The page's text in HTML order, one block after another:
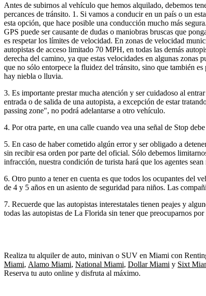
Antes de subirnos al vehículo que hemos alquilado, debemos
percances de tránsito. 1. Si vamos a conducir en un país o un
esta opción, que hace posible una conducción mucho más
GPS puede ser causante de dudas o maniobras bruscas que
es respetar los límites de velocidad. En zonas de velocidad
autopistas de acceso limitado 70 MPH, en todas las demás
derecha del camino, ya que estas velocidades en algunas
que no sólo entorpece la fluidez del tránsito, sino que también
hay niebla o lluvia.
3. Es importante prestar mucha atención y ser cuidadoso al
entrada o de salida de una autopista, a excepción de estar
passing zone", no podrá adelantarse a otro vehículo.
4. Por otra parte, en una calle cuando vea una señal de Stop
5. En caso de haber cometido algún error y ser obligado a
sin recibir esa orden por parte del oficial. Sólo debemos
infracción, nuestra condición de turista hará que los agentes
6. Otro punto a tener en cuenta es que todos los ocupantes del
de 4 y 5 años en un asiento de seguridad para niños. Las
7. Recuerde que las autopistas interestatales tienen peajes y
todas las autopistas de La Florida sin tener que preocuparnos
Realiza tu alquiler de auto, minivan o SUV en Miami con
Miami, Alamo Miami, National Miami, Dollar Miami y Sixt
Reserva tu auto online y disfruta al máximo.